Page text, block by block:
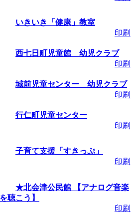
くり」
」
のこびる塾
期間：～
る号乗車体
くり」」 受
いきいき「健康」教室
印刷
西七日町児童館 幼児クラブ
印刷
城前児童センター 幼児クラブ
印刷
行仁町児童センター
印刷
子育て支援「すきっぷ」
印刷
★北会津公民館 【アナログ音楽
を聴こう】
印刷